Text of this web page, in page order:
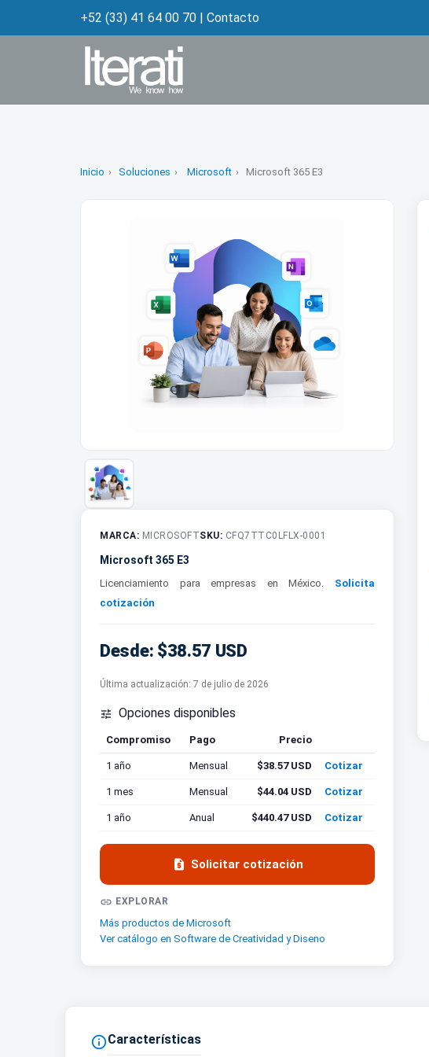
+52 (33) 41 64 00 70 | Contacto
Inicio Soluciones Microsoft Microsoft 365 E3
MARCA: MICROSOFTSKU: CFQ7TTC0LFLX-0001
Microsoft 365 E3
Licenciamiento para empresas en México. Solicita
cotización
Desde: $38.57 USD
Última actualización: 7 de julio de 2026
 Opciones disponibles
Compromiso Pago Precio
1 año
Mensual $38.57 USD Cotizar
1 mes Mensual $44.04 USD Cotizar
1 año Anual $440.47 USD Cotizar
 Solicitar cotización
 EXPLORAR
Más productos de Microsoft
Ver catálogo en Software de Creatividad y Diseno
Características